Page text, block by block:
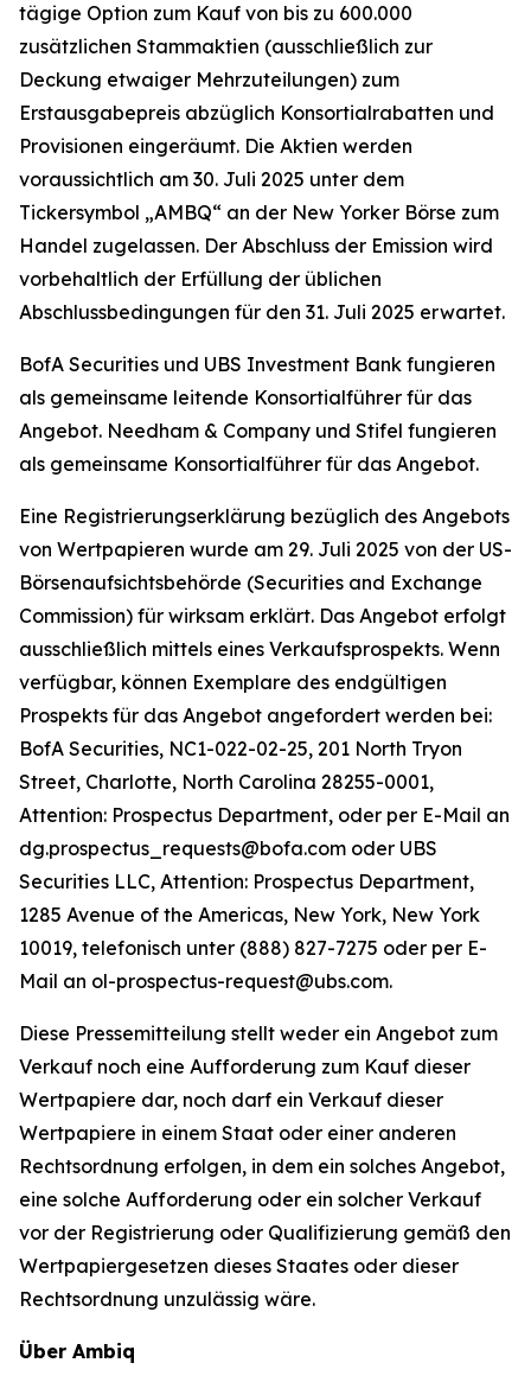
tägige Option zum Kauf von bis zu 600.000
zusätzlichen Stammaktien (ausschließlich zur
Deckung etwaiger Mehrzuteilungen) zum
Erstausgabepreis abzüglich Konsortialrabatten und
Provisionen eingeräumt. Die Aktien werden
voraussichtlich am 30. Juli 2025 unter dem
Tickersymbol „AMBQ“ an der New Yorker Börse zum
Handel zugelassen. Der Abschluss der Emission wird
vorbehaltlich der Erfüllung der üblichen
Abschlussbedingungen für den 31. Juli 2025 erwartet.
BofA Securities und UBS Investment Bank fungieren
als gemeinsame leitende Konsortialführer für das
Angebot. Needham & Company und Stifel fungieren
als gemeinsame Konsortialführer für das Angebot.
Eine Registrierungserklärung bezüglich des Angebots
von Wertpapieren wurde am 29. Juli 2025 von der US-
Börsenaufsichtsbehörde (Securities and Exchange
Commission) für wirksam erklärt. Das Angebot erfolgt
ausschließlich mittels eines Verkaufsprospekts. Wenn
verfügbar, können Exemplare des endgültigen
Prospekts für das Angebot angefordert werden bei:
BofA Securities, NC1-022-02-25, 201 North Tryon
Street, Charlotte, North Carolina 28255-0001,
Attention: Prospectus Department, oder per E-Mail an
dg.prospectus_requests@bofa.com oder UBS
Securities LLC, Attention: Prospectus Department,
1285 Avenue of the Americas, New York, New York
10019, telefonisch unter (888) 827-7275 oder per E-
Mail an ol-prospectus-request@ubs.com.
Diese Pressemitteilung stellt weder ein Angebot zum
Verkauf noch eine Aufforderung zum Kauf dieser
Wertpapiere dar, noch darf ein Verkauf dieser
Wertpapiere in einem Staat oder einer anderen
Rechtsordnung erfolgen, in dem ein solches Angebot,
eine solche Aufforderung oder ein solcher Verkauf
vor der Registrierung oder Qualifizierung gemäß den
Wertpapiergesetzen dieses Staates oder dieser
Rechtsordnung unzulässig wäre.
Über Ambiq